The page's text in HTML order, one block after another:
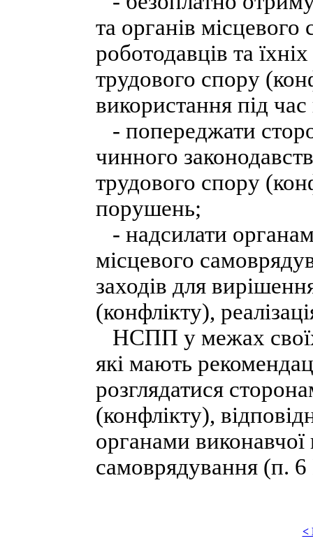
та органів
роботодавців та
трудового спору
використання під
- попереджати
чинного
трудового спору
порушень;
- надсилати
місцевого
заходів для
(конфлікту),
НСПП у межах
які мають
розглядатися
(конфлікту),
органами
самоврядування (п.
<